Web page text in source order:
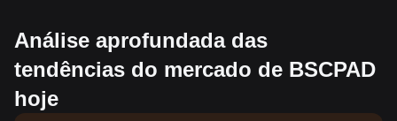
Análise aprofundada das
tendências do mercado de BSCPAD
hoje